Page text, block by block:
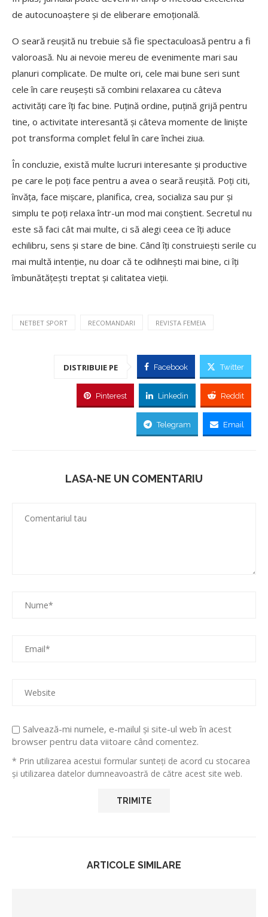
de autocunoaștere și de eliberare emoțională.
O seară reușită nu trebuie să fie spectaculoasă pentru a fi
valoroasă. Nu ai nevoie mereu de evenimente mari sau
planuri complicate. De multe ori, cele mai bune seri sunt
cele în care reușești să combini relaxarea cu câteva
activități care îți fac bine. Puțină ordine, puțină grijă pentru
tine, o activitate interesantă și câteva momente de liniște
pot transforma complet felul în care închei ziua.
În concluzie, există multe lucruri interesante și productive
pe care le poți face pentru a avea o seară reușită. Poți citi,
învăța, face mișcare, planifica, crea, socializa sau pur și
simplu te poți relaxa într-un mod mai conștient. Secretul nu
este să faci cât mai multe, ci să alegi ceea ce îți aduce
echilibru, sens și stare de bine. Când îți construiești serile cu
mai multă intenție, nu doar că te odihnești mai bine, ci îți
îmbunătățești treptat și calitatea vieții.
NETBET SPORT RECOMANDARI REVISTA FEMEIA
DISTRIBUIE PE Facebook Twitter
Pinterest Linkedin Reddit
Telegram Email
LASA-NE UN COMENTARIU
Salvează-mi numele, e-mailul și site-ul web în acest
browser pentru data viitoare când comentez.
* Prin utilizarea acestui formular sunteți de acord cu stocarea
și utilizarea datelor dumneavoastră de către acest site web.
ARTICOLE SIMILARE